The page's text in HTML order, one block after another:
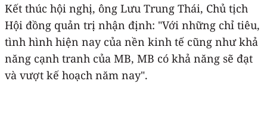
Kết thúc hội nghị, ông Lưu Trung Thái, Chủ tịch
Hội đồng quản trị nhận định: "Với những chỉ tiêu,
tình hình hiện nay của nền kinh tế cũng như khả
năng cạnh tranh của MB, MB có khả năng sẽ đạt
và vượt kế hoạch năm nay".